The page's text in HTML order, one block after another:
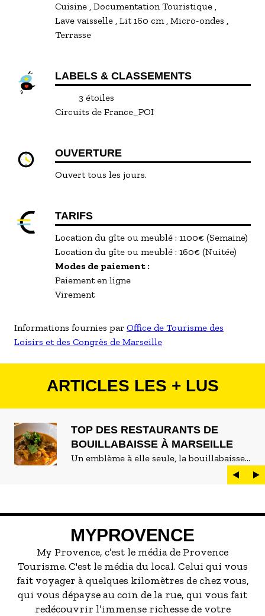
Cuisine Documentation Touristique
Lave vaisselle Lit 160 cm Micro-ondes
Terrasse
LABELS & CLASSEMENTS
3 étoiles
Circuits de France_POI
OUVERTURE
Ouvert tous les jours.
TARIFS
Location du gîte ou meublé : 1100€ (Semaine)
Location du gîte ou meublé : 160€ (Nuitée)
Modes de paiement :
Paiement en ligne
Virement
Informations fournies par Office de Tourisme des
Loisirs et des Congrès de Marseille
ARTICLES LES + LUS
TOP DES RESTAURANTS DE
BOUILLABAISSE À MARSEILLE
Un emblème à elle seule, la bouillabaisse
est LE plat marseillais par excellence. On
peut d'ailleurs vite être submergé·e par la
servir la meilleure...
MYPROVENCE
My Provence, c’est le média de Provence
Tourisme. C'est le média du local. Celui qui vous
fait voyager à quelques kilomètres de chez vous,
qui vous dépayse au coin de la rue, qui vous fait
redécouvrir l’immense richesse de votre